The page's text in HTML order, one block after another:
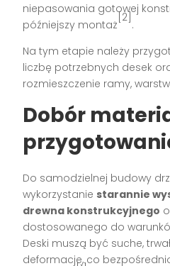
niepasowania gotowej
późniejszy montaż
[2]
.
Na tym etapie należy
liczbę potrzebnych desek
rozmieszczenie ramy,
Dobór
Do samodzielnej budowy
wykorzystanie starannie
drewna konstrukcyjnego
dostosowanego do
Deski muszą być suche,
deformacje, co